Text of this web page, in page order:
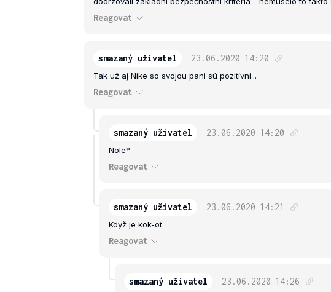
Reagovat
smazaný uživatel 23.06.2020 14:20
Tak už aj Nike so svojou pani sú pozitívni...
Reagovat
smazaný uživatel 23.06.2020 14:20
Nole*
Reagovat
smazaný uživatel 23.06.2020 14:21
Když je kok-ot
Reagovat
smazaný uživatel 23.06.2020 14:26